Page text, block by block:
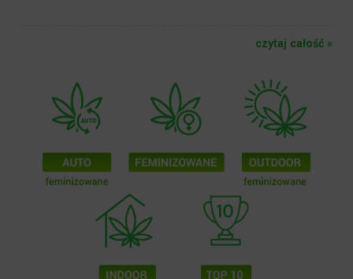
czytaj całość »